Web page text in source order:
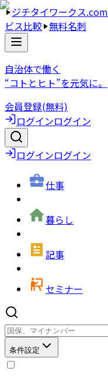
ジチタイワークス.com
ビス比較 無料名刺
自治体で働く
“コトとヒト”を元気に。
会員登録(無料)
ログインログイン
ログインログイン
仕事
暮らし
記事
セミナー
条件設定